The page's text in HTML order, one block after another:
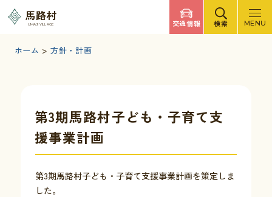
馬路村
UMAJI VILLAGE 交通情報 検索 MENU
ホーム > 方針・計画
第3期馬路村子ども・子育て支
援事業計画
第3期馬路村子ども・子育て支援事業計画を策定しま
した。
くらしの情報
観光・イベント
文字サイズ